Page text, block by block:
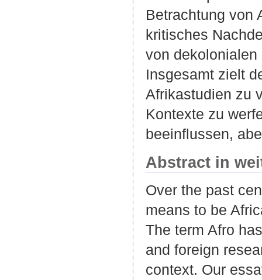
Betrachtung von
kritisches
von
Insgesamt zielt
Afrikastudien zu
Kontexte zu
beeinflussen,
Abstract in
Over the past
means to be
The term Afro
and foreign
context. Our